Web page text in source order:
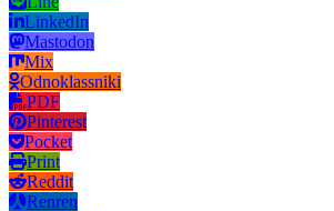
LinkedIn
Mastodon
Mix
Odnoklassniki
PDF
Pinterest
Pocket
Print
Reddit
Renren